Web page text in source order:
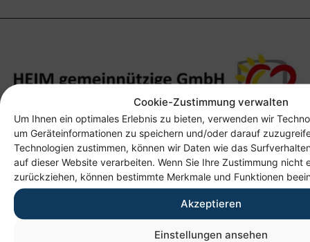
Cookie-Zustimmung verwalten
Um Ihnen ein optimales Erlebnis zu bieten, verwenden wir
um Geräteinformationen zu speichern und/oder darauf
Technologien zustimmen, können wir Daten wie das
auf dieser Website verarbeiten. Wenn Sie Ihre Zustimmung nicht
zurückziehen, können bestimmte Merkmale und Funktionen
Akzeptieren
Einstellungen ansehen
Anschrift
Heim gemeinnützige GmbH
Lichtenauer Weg 1
09114 Chemnitz